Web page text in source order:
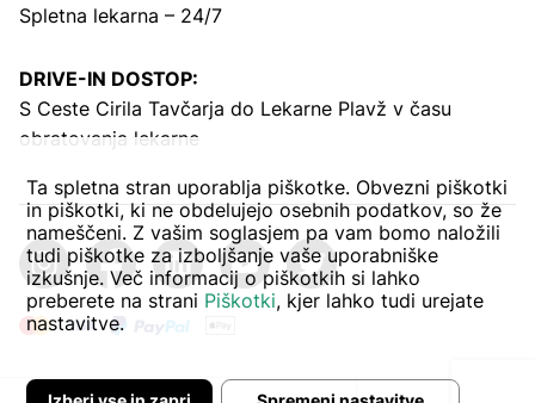
Spletna lekarna – 24/7
DRIVE-IN DOSTOP:
S Ceste Cirila Tavčarja do Lekarne Plavž v času
obratovanja lekarne
Ta spletna stran uporablja piškotke. Obvezni piškotki
in piškotki, ki ne obdelujejo osebnih podatkov, so že
nameščeni. Z vašim soglasjem pa vam bomo naložili
tudi piškotke za izboljšanje vaše uporabniške
izkušnje. Več informacij o piškotkih si lahko
preberete na strani Piškotki, kjer lahko tudi urejate
nastavitve.